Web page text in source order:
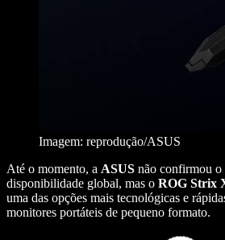
Imagem: reprodução/ASUS
Até o momento, a ASUS não confirmou
disponibilidade global, mas o ROG Strix
uma das opções mais tecnológicas e
monitores portáteis de pequeno formato.